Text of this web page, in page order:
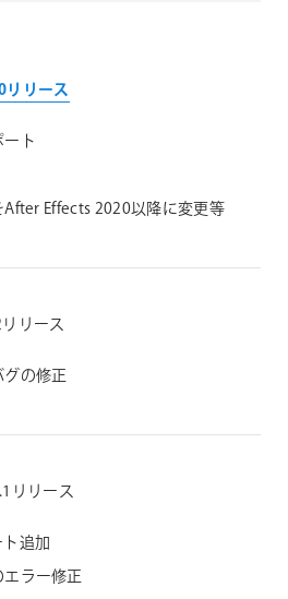
リース
ト
Effects 2020以降に変更等
リース
の修正
リリース
追加
ラー修正